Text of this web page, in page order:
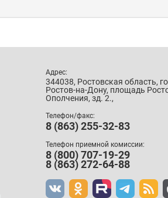
Адрес:
344038, Ростовская область,
Ростов-на-Дону, площадь
Ополчения, зд. 2.,
Телефон/факс:
8 (863) 255-32-83
Телефон приемной комиссии:
8 (800) 707-19-29
8 (863) 272-64-88